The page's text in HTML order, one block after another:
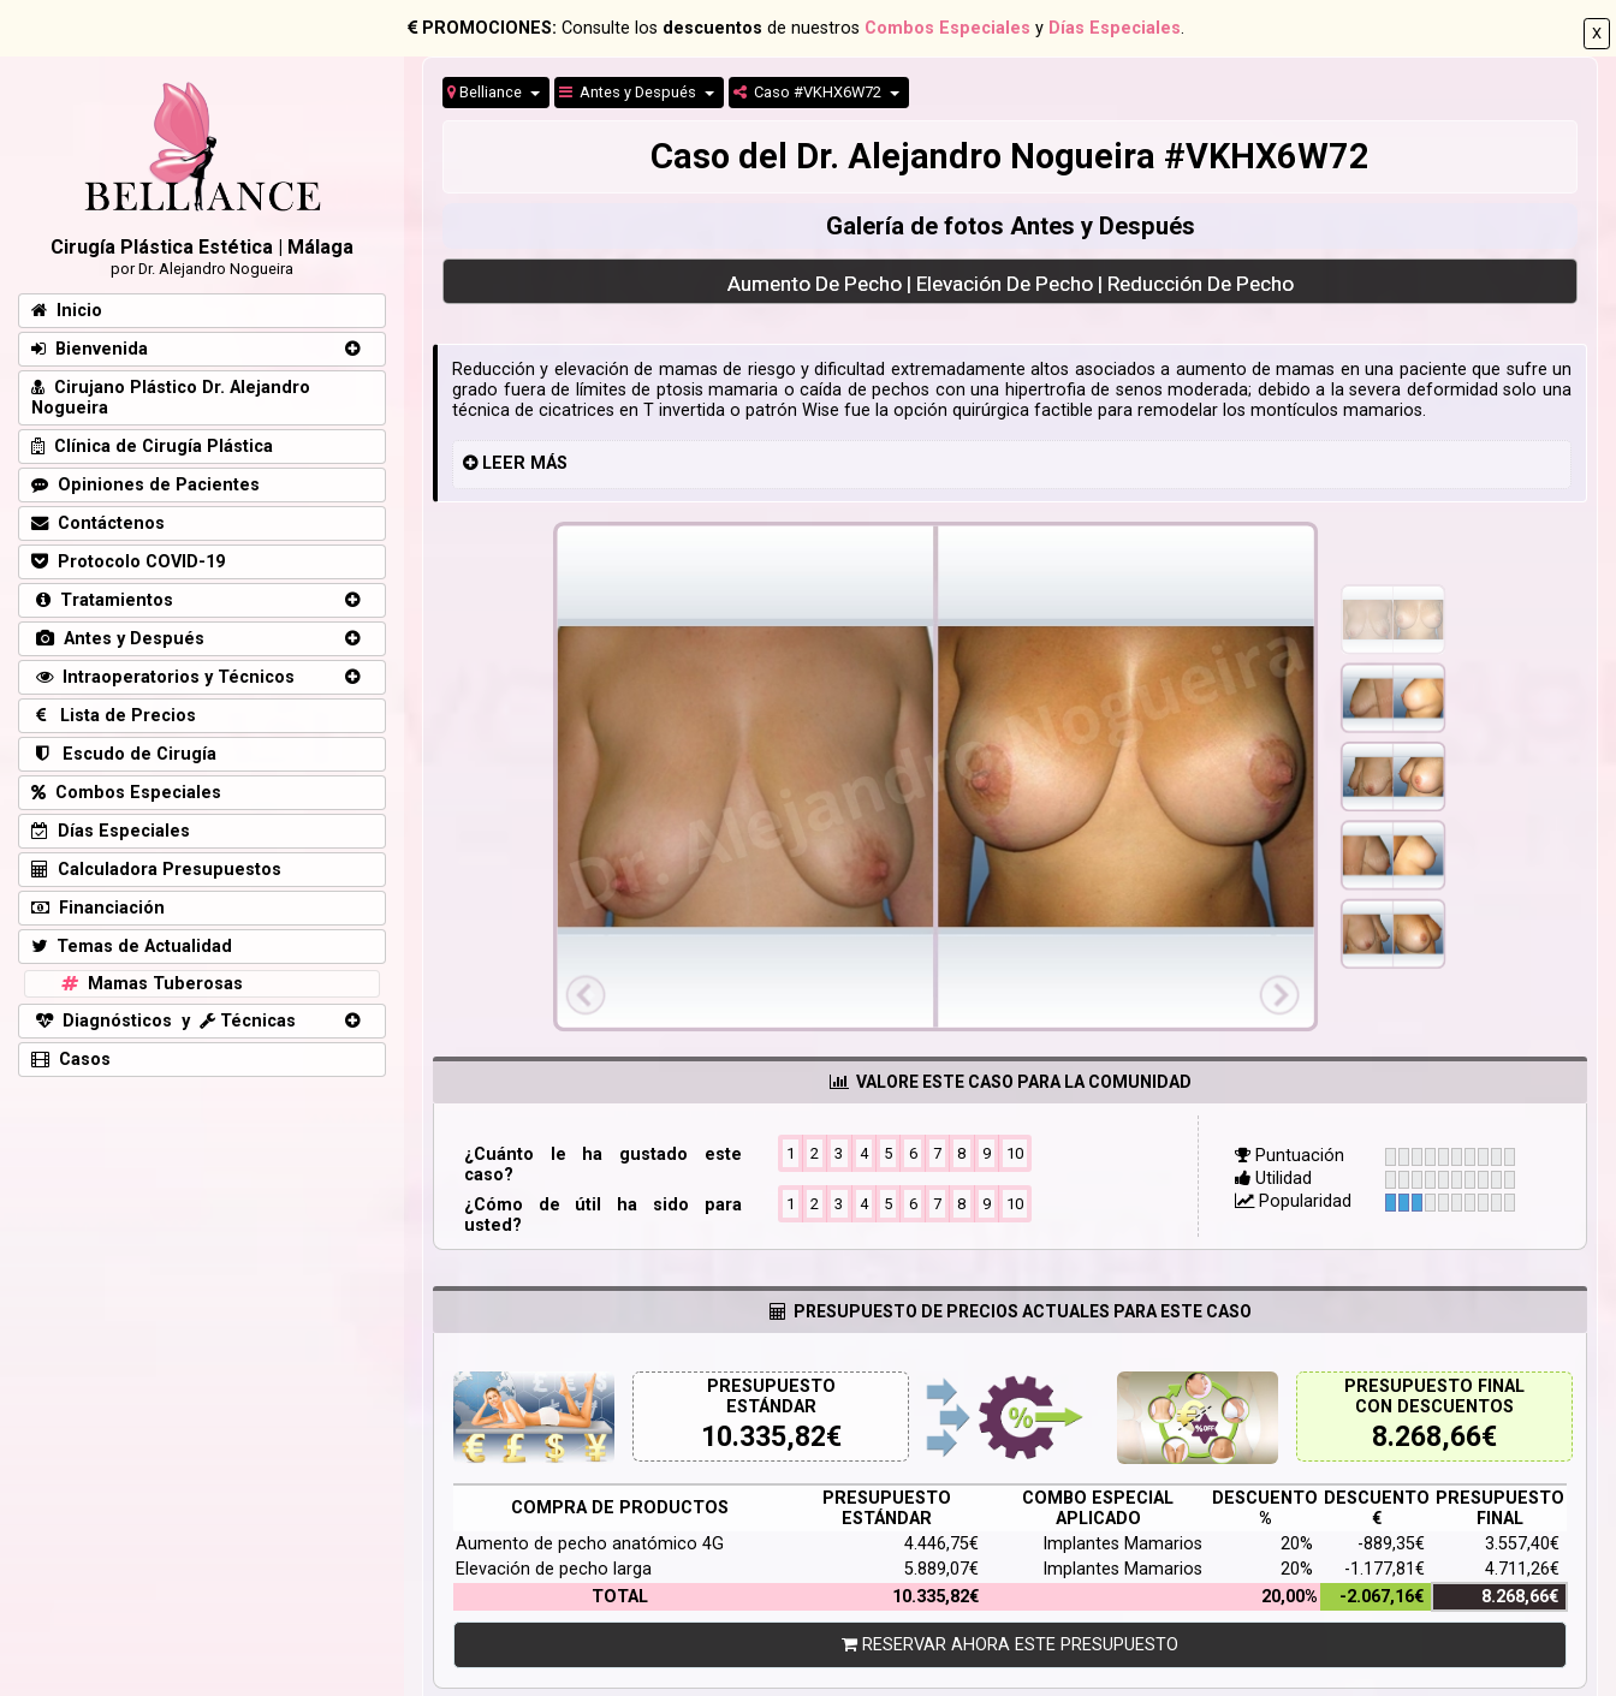
X
PROMOCIONES: Consulte los descuentos de nuestros Combos Especiales y Días Especiales.
Belliance Antes y Después Caso #VKHX6W72
Caso del Dr. Alejandro Nogueira #VKHX6W72
Galería de fotos Antes y Después
Aumento De Pecho | Elevación De Pecho | Reducción De Pecho
Reducción y elevación de mamas de riesgo y dificultad extremadamente altos asociados a aumento de mamas en una paciente que sufre un
grado fuera de límites de ptosis mamaria o caída de pechos con una hipertrofia de senos moderada; debido a la severa deformidad solo una
técnica de cicatrices en T invertida o patrón Wise fue la opción quirúrgica factible para remodelar los montículos mamarios.
LEER MÁS
VALORE ESTE CASO PARA LA COMUNIDAD
¿Cuánto le ha gustado este
caso?
1 2 3 4 5 6 7 8 9 10
¿Cómo de útil ha sido para
usted?
1 2 3 4 5 6 7 8 9 10
Puntuación
Utilidad
Popularidad
PRESUPUESTO DE PRECIOS ACTUALES PARA ESTE CASO
PRESUPUESTO
ESTÁNDAR
10.335,82€
PRESUPUESTO FINAL
CON DESCUENTOS
8.268,66€
COMPRA DE PRODUCTOS
PRESUPUESTO
ESTÁNDAR
COMBO ESPECIAL
APLICADO
DESCUENTO
%
DESCUENTO
€
PRESUPUESTO
FINAL
Aumento de pecho anatómico 4G
4.446,75€ Implantes Mamarios 20% -889,35€
3.557,40€
Elevación de pecho larga
5.889,07€ Implantes Mamarios 20% -1.177,81€
4.711,26€
TOTAL
10.335,82€ 20,00% -2.067,16€ 8.268,66€
RESERVAR AHORA ESTE PRESUPUESTO
Cirugía Plástica Estética | Málaga
por Dr. Alejandro Nogueira
Inicio
Bienvenida
Cirujano Plástico Dr. Alejandro
Nogueira
Clínica de Cirugía Plástica
Opiniones de Pacientes
Contáctenos
Protocolo COVID-19
Tratamientos
Antes y Después
Intraoperatorios y Técnicos
Lista de Precios
Escudo de Cirugía
Combos Especiales
Días Especiales
Calculadora Presupuestos
Financiación
Temas de Actualidad
Mamas Tuberosas
Diagnósticos y
Técnicas
Casos